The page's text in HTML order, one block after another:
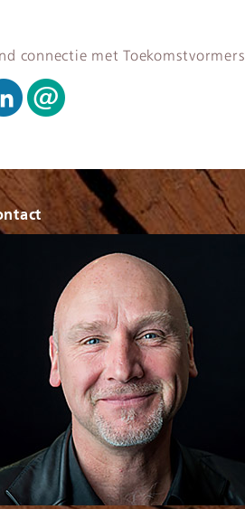
connectie met Toekomstvormers